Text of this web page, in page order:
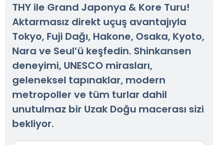
THY ile Grand Japonya & Kore Turu!
Aktarmasız direkt uçuş avantajıyla
Tokyo, Fuji Dağı, Hakone, Osaka, Kyoto,
Nara ve Seul’ü keşfedin. Shinkansen
deneyimi, UNESCO mirasları,
geleneksel tapınaklar, modern
metropoller ve tüm turlar dahil
unutulmaz bir Uzak Doğu macerası sizi
bekliyor.